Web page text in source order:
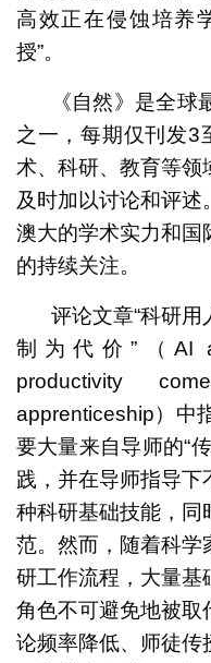
高效正在侵蚀培养
授”。
《自然》是全球
之一，每期仅刊发3
术、科研、教育等领
及时加以讨论和评述
澳大的学术实力和国
的持续关注。
评论文章“科研
制为代价”（AI
productivity
apprenticeship）中
要大量来自导师的“
践，并在导师指导下
种科研基础技能，同
范。然而，随着科学
研工作流程，大量基
角色不可避免地被取
论频率降低、师徒传